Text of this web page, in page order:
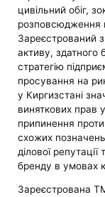
цивільний обіг,
розповсюдження
Зареєстрований
активу, здатного
стратегію
просування на
у Киргизстані
виняткових прав
припинення
схожих
ділової
бренду в умовах
Зареєстрована